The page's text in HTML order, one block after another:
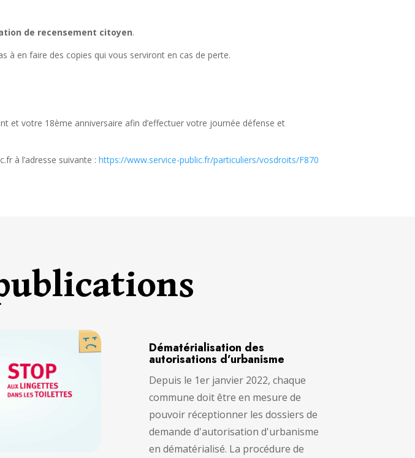
de recensement citoyen.
à en faire des copies qui vous serviront en cas de perte.
et votre 18ème anniversaire afin d’effectuer votre journée défense et
à l’adresse suivante :https://www.service-public.fr/particuliers/vosdroits/F870
Dématérialisation des
autorisations d’urbanisme
Depuis le 1er janvier 2022, chaque
commune doit être en mesure de
pouvoir réceptionner les dossiers de
demande d'autorisation d'urbanisme
en dématérialisé. La procédure de